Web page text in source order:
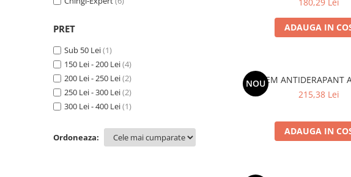
PRET
Sub 50 Lei(1)
150 Lei - 200 Lei(4)
200 Lei - 250 Lei(2)
250 Lei - 300 Lei(2)
300 Lei - 400 Lei(1)
Ordoneaza:
180,29 Lei
ADAUGA IN
NOU
SISTEM ANTIDERAPANT
215,38 Lei
ADAUGA IN